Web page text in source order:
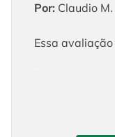
Por: Claudio M.
Essa